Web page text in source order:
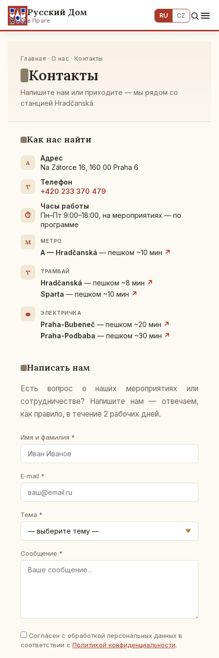
Русский Дом
в Праге
RU CZ
Главная · О нас · Контакты
Контакты
Напишите нам или приходите — мы рядом со
станцией Hradčanská.
Как нас найти
A
Адрес
Na Zátorce 16, 160 00 Praha 6
T
Телефон
+420 233 370 479
⏱
Часы работы
Пн–Пт 9:00–18:00, на мероприятиях — по
программе
M МЕТРО
A — Hradčanská — пешком ~10 мин ↗
T ТРАМВАЙ
Hradčanská — пешком ~8 мин ↗
Sparta — пешком ~10 мин ↗
⛂ ЭЛЕКТРИЧКА
Praha-Bubeneč — пешком ~20 мин ↗
Praha-Podbaba — пешком ~30 мин ↗
Написать нам
Есть вопрос о наших мероприятиях или
сотрудничестве? Напишите нам — отвечаем,
как правило, в течение 2 рабочих дней.
Имя и фамилия *
E-mail *
Тема *
Сообщение *
Согласен с обработкой персональных данных в
соответствии с Политикой конфиденциальности.